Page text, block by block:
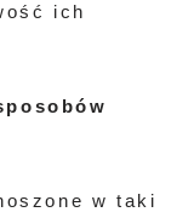
ich
w taki